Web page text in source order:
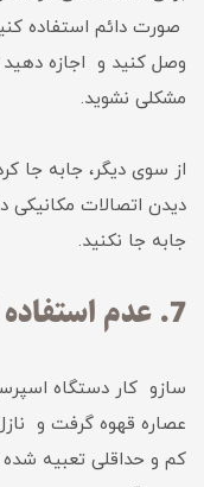
صورت دائم استفاده
وصل کنید و اجازه
مشکلی نشوید.
از سوی دیگر، جابه
دیدن اتصالات مکانیکی
جابه جا نکنید.
7. عدم استفاده از آبجوش دستگاه
سازو کار دستگاه
عصاره قهوه گرفت و
کم و حداقلی تعبیه